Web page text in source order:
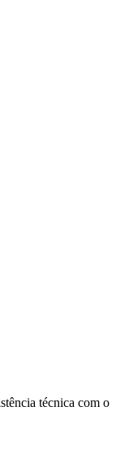
técnica com o